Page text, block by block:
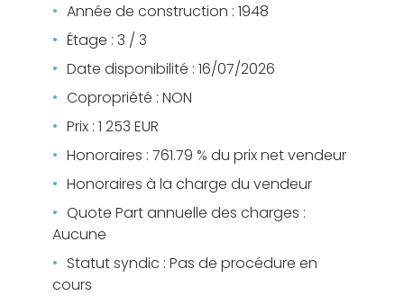
Année de construction : 1948
Étage : 3 / 3
Date disponibilité : 16/07/2026
Copropriété : NON
Prix : 1 253 EUR
Honoraires : 761.79 % du prix net vendeur
Honoraires à la charge du vendeur
Quote Part annuelle des charges :
Aucune
Statut syndic : Pas de procédure en
cours